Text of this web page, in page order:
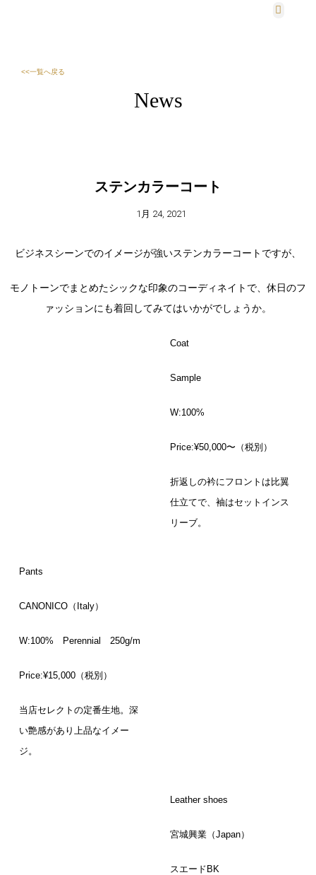
<<一覧へ戻る
News
ステンカラーコート
1月 24, 2021
ビジネスシーンでのイメージが強いステンカラーコートですが、
モノトーンでまとめたシックな印象のコーディネイトで、休日のフ
ァッションにも着回してみてはいかがでしょうか。
Coat
Sample
W:100%
Price:¥50,000〜（税別）
折返しの衿にフロントは比翼
仕立てで、袖はセットインス
リーブ。
Pants
CANONICO（Italy）
W:100% Perennial 250g/m
Price:¥15,000（税別）
当店セレクトの定番生地。深
い艶感があり上品なイメー
ジ。
Leather shoes
宮城興業（Japan）
スエードBK